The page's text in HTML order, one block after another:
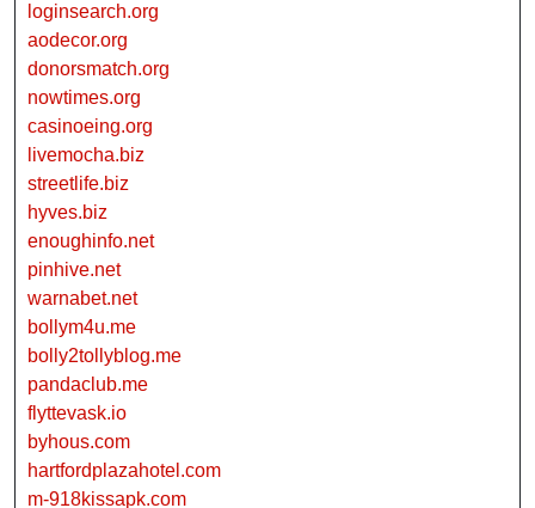
loginsearch.org
aodecor.org
donorsmatch.org
nowtimes.org
casinoeing.org
livemocha.biz
streetlife.biz
hyves.biz
enoughinfo.net
pinhive.net
warnabet.net
bollym4u.me
bolly2tollyblog.me
pandaclub.me
flyttevask.io
byhous.com
hartfordplazahotel.com
m-918kissapk.com